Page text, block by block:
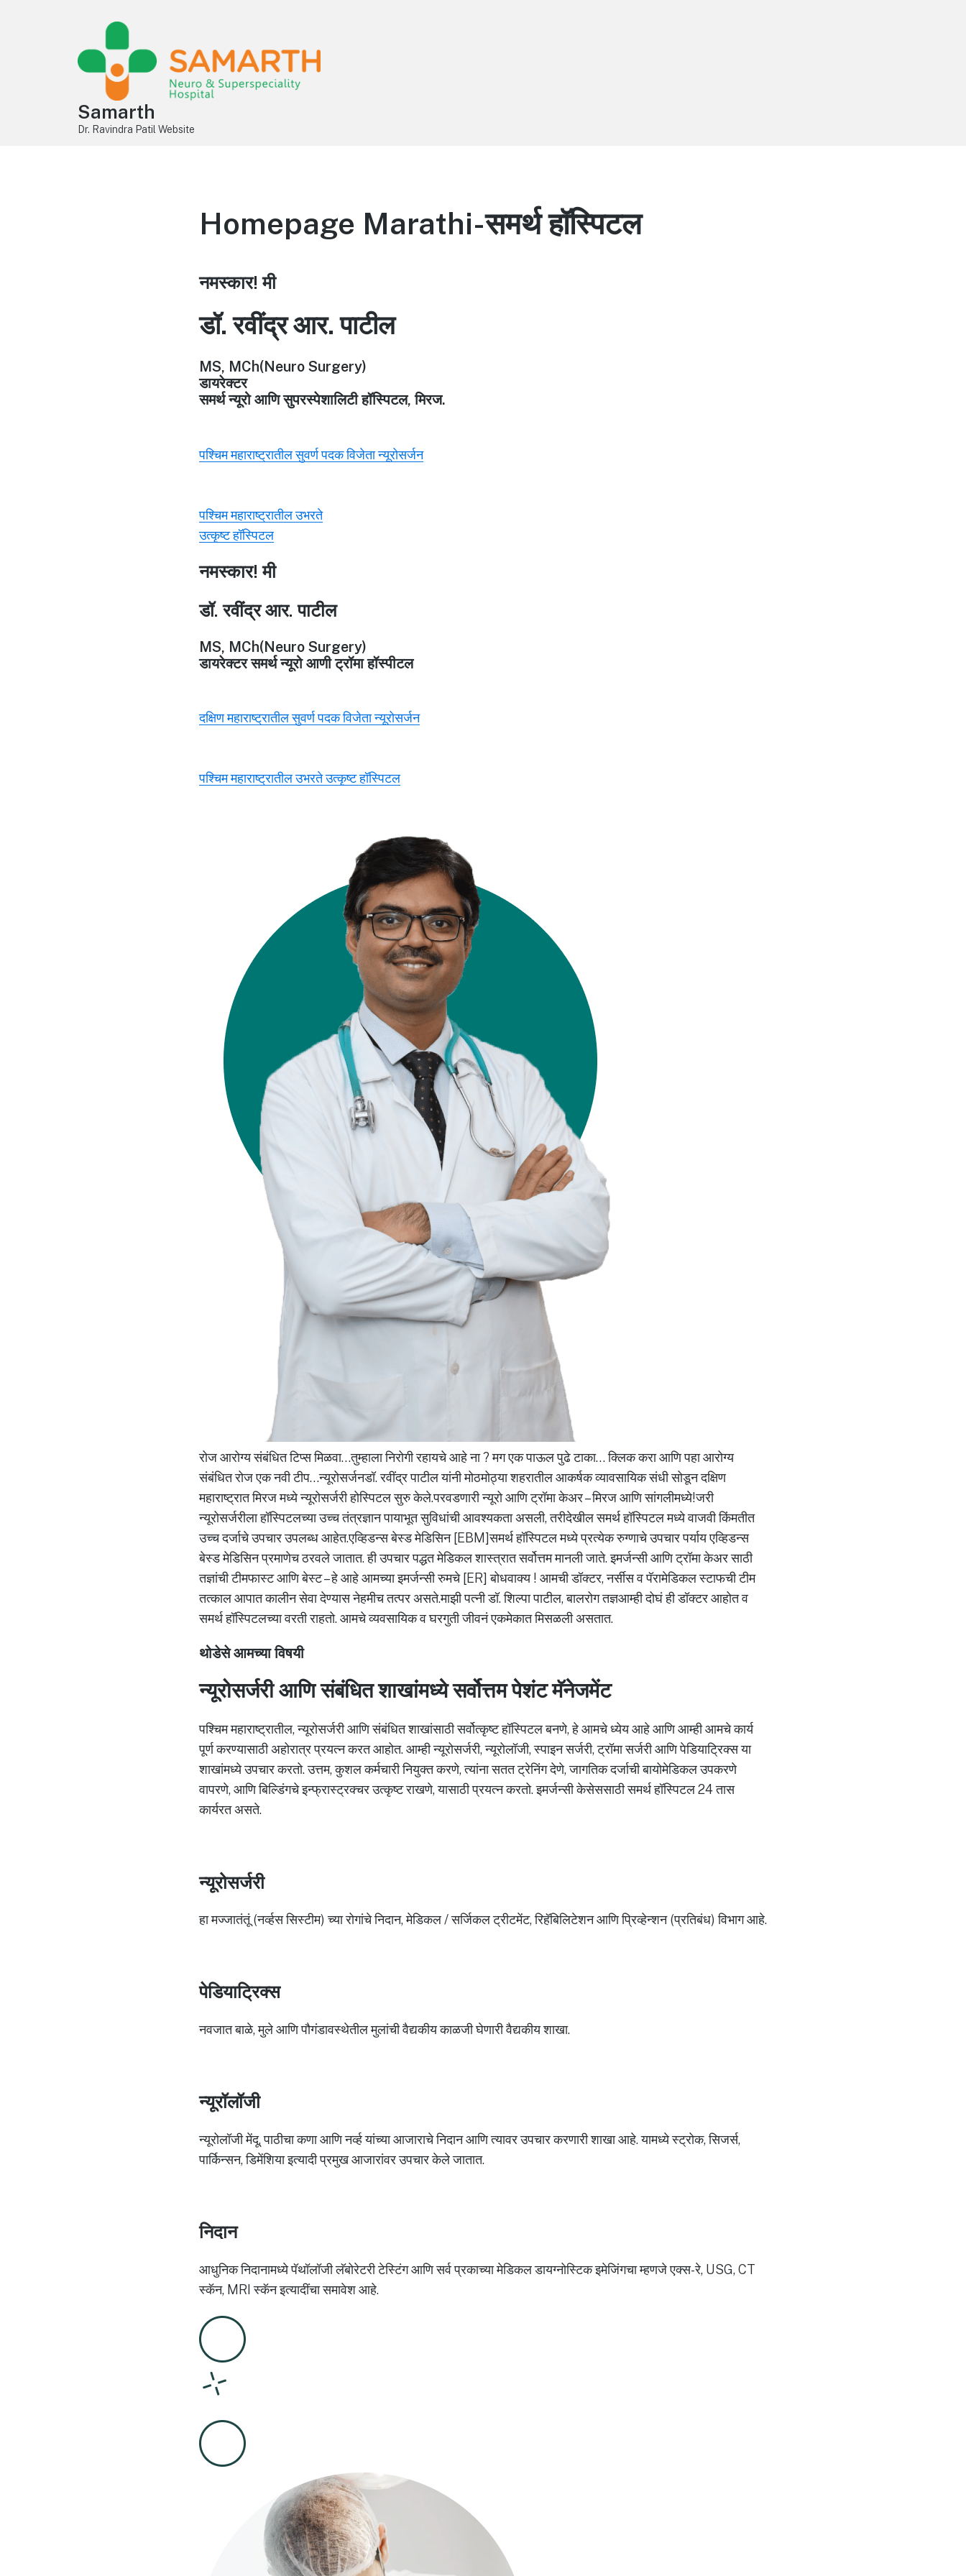
Samarth
Dr. Ravindra Patil Website
Homepage Marathi-समर्थ हॉस्पिटल
नमस्कार! मी
डॉ. रवींद्र आर. पाटील
MS, MCh(Neuro Surgery)
डायरेक्टर
समर्थ न्यूरो आणि सुपरस्पेशालिटी हॉस्पिटल, मिरज.
पश्चिम महाराष्ट्रातील सुवर्ण पदक विजेता न्यूरोसर्जन
पश्चिम महाराष्ट्रातील उभरते
उत्कृष्ट हॉस्पिटल
नमस्कार! मी
डॉ. रवींद्र आर. पाटील
MS, MCh(Neuro Surgery)
डायरेक्टर समर्थ न्यूरो आणी ट्रॉमा हॉस्पीटल
दक्षिण महाराष्ट्रातील सुवर्ण पदक विजेता न्यूरोसर्जन
पश्चिम महाराष्ट्रातील उभरते उत्कृष्ट हॉस्पिटल
रोज आरोग्य संबंधित टिप्स मिळवा…तुम्हाला निरोगी रहायचे आहे ना ? मग एक पाऊल पुढे टाका… क्लिक करा आणि पहा आरोग्य
संबंधित रोज एक नवी टीप…न्यूरोसर्जनडॉ. रवींद्र पाटील यांनी मोठमोठ्या शहरातील आकर्षक व्यावसायिक संधी सोडून दक्षिण
महाराष्ट्रात मिरज मध्ये न्यूरोसर्जरी होस्पिटल सुरु केले.परवडणारी न्यूरो आणि ट्रॉमा केअर – मिरज आणि सांगलीमध्ये!जरी
न्यूरोसर्जरीला हॉस्पिटलच्या उच्च तंत्रज्ञान पायाभूत सुविधांची आवश्यकता असली, तरीदेखील समर्थ हॉस्पिटल मध्ये वाजवी किंमतीत
उच्च दर्जाचे उपचार उपलब्ध आहेत.एव्हिडन्स बेस्ड मेडिसिन [EBM]समर्थ हॉस्पिटल मध्ये प्रत्येक रुग्णाचे उपचार पर्याय एव्हिडन्स
बेस्ड मेडिसिन प्रमाणेच ठरवले जातात. ही उपचार पद्धत मेडिकल शास्त्रात सर्वोत्तम मानली जाते. इमर्जन्सी आणि ट्रॉमा केअर साठी
तज्ञांची टीमफास्ट आणि बेस्ट – हे आहे आमच्या इमर्जन्सी रुमचे [ER] बोधवाक्य ! आमची डॉक्टर, नर्सीस व पॅरामेडिकल स्टाफची टीम
तत्काल आपात कालीन सेवा देण्यास नेहमीच तत्पर असते.माझी पत्नी डॉ. शिल्पा पाटील, बालरोग तज्ञआम्ही दोघं ही डॉक्टर आहोत व
समर्थ हॉस्पिटलच्या वरती राहतो. आमचे व्यवसायिक व घरगुती जीवनं एकमेकात मिसळली असतात.
थोडेसे आमच्या विषयी
न्यूरोसर्जरी आणि संबंधित शाखांमध्ये सर्वोत्तम पेशंट मॅनेजमेंट
पश्चिम महाराष्ट्रातील, न्यूरोसर्जरी आणि संबंधित शाखांसाठी सर्वोत्कृष्ट हॉस्पिटल बनणे, हे आमचे ध्येय आहे आणि आम्ही आमचे कार्य
पूर्ण करण्यासाठी अहोरात्र प्रयत्न करत आहोत. आम्ही न्यूरोसर्जरी, न्यूरोलॉजी, स्पाइन सर्जरी, ट्रॉमा सर्जरी आणि पेडियाट्रिक्स या
शाखांमध्ये उपचार करतो. उत्तम, कुशल कर्मचारी नियुक्त करणे, त्यांना सतत ट्रेनिंग देणे, जागतिक दर्जाची बायोमेडिकल उपकरणे
वापरणे, आणि बिल्डिंगचे इन्फ्रास्ट्रक्चर उत्कृष्ट राखणे, यासाठी प्रयत्न करतो. इमर्जन्सी केसेससाठी समर्थ हॉस्पिटल 24 तास
कार्यरत असते.
न्यूरोसर्जरी
हा मज्जातंतूं (नर्व्हस सिस्टीम) च्या रोगांचे निदान, मेडिकल / सर्जिकल ट्रीटमेंट, रिहॅबिलिटेशन आणि प्रिव्हेन्शन (प्रतिबंध) विभाग आहे.
पेडियाट्रिक्स
नवजात बाळे, मुले आणि पौगंडावस्थेतील मुलांची वैद्यकीय काळजी घेणारी वैद्यकीय शाखा.
न्यूरॉलॉजी
न्यूरोलॉजी मेंदू, पाठीचा कणा आणि नर्व्ह यांच्या आजाराचे निदान आणि त्यावर उपचार करणारी शाखा आहे. यामध्ये स्ट्रोक, सिजर्स,
पार्किन्सन, डिमेंशिया इत्यादी प्रमुख आजारांवर उपचार केले जातात.
निदान
आधुनिक निदानामध्ये पॅथॉलॉजी लॅबोरेटरी टेस्टिंग आणि सर्व प्रकाच्या मेडिकल डायग्नोस्टिक इमेजिंगचा म्हणजे एक्स-रे, USG, CT
स्कॅन, MRI स्कॅन इत्यादींचा समावेश आहे.